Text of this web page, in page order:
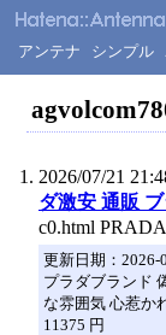
アンテナ シンプル
2026/07/21
ダ激安 通販
c0.html
更新日期：
プラダブランド
な雰囲気 心惹か
11375 円